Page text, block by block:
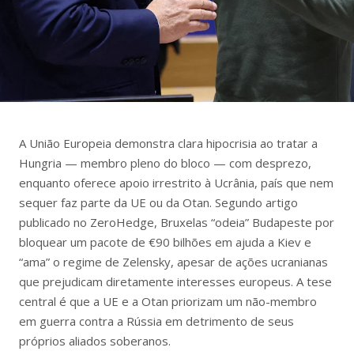
A União Europeia demonstra clara hipocrisia ao tratar a
Hungria — membro pleno do bloco — com desprezo,
enquanto oferece apoio irrestrito à Ucrânia, país que nem
sequer faz parte da UE ou da Otan. Segundo artigo
publicado no ZeroHedge, Bruxelas “odeia” Budapeste por
bloquear um pacote de €90 bilhões em ajuda a Kiev e
“ama” o regime de Zelensky, apesar de ações ucranianas
que prejudicam diretamente interesses europeus. A tese
central é que a UE e a Otan priorizam um não-membro
em guerra contra a Rússia em detrimento de seus
próprios aliados soberanos.